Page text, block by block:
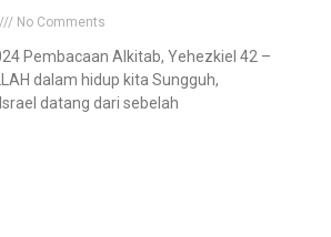
No Comments
Pembacaan Alkitab, Yehezkiel 42 –
dalam hidup kita Sungguh,
datang dari sebelah